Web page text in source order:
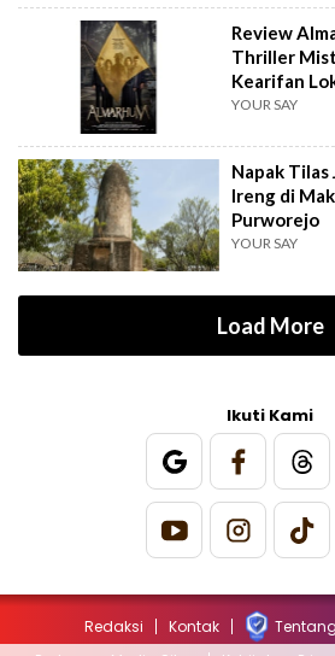
Review
Thriller
Kearifan
YOUR SAY
Napak Tilas
Ireng di
Purworejo
YOUR SAY
Load More
Ikuti Kami
Redaksi Kontak